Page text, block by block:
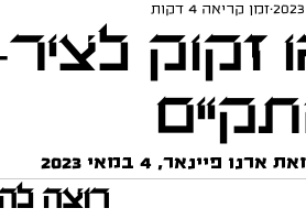
וטכנולוגיה דיפ-שיט
זקוק
זמן קריאה 4 דקות
פיינאר, 4 במאי 2023
רוצה